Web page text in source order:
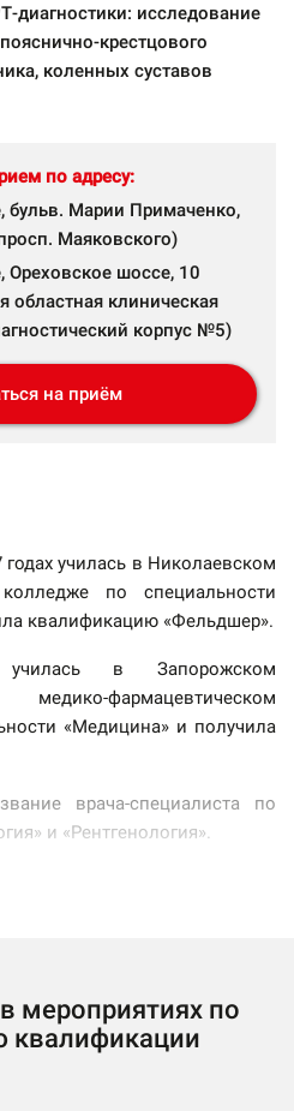
диагностики: исследование
крестцового
коленных суставов
по адресу:
бульв. Марии Примаченко,
Маяковского)
Ореховское шоссе, 10
областная клиническая
корпус №5)
на приём
училась в Николаевском
по специальности
квалификацию «Фельдшер».
в Запорожском
фармацевтическом
«Медицина» и получила
врача-специалиста по
и «Рентгенология».
мастер-класс по теме:
мастер-класс по теме:
мероприятиях по